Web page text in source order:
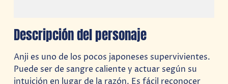
Descripción del personaje
Anji es uno de los pocos japoneses supervivientes.
Puede ser de sangre caliente y actuar según su
intuición en lugar de la razón. Es fácil reconocer